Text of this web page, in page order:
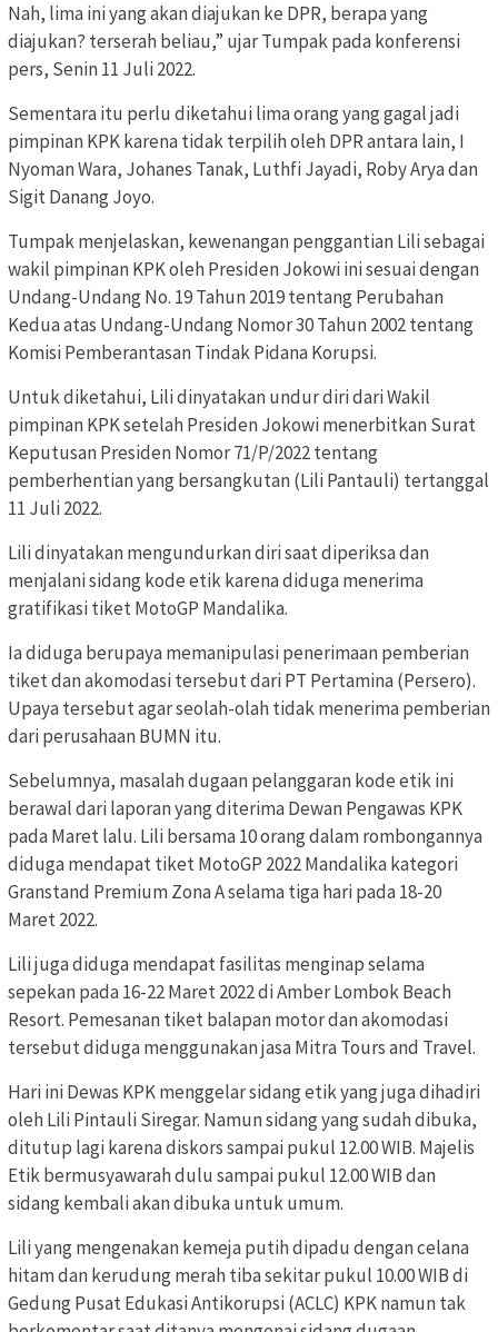
Nah, lima ini yang akan diajukan ke DPR, berapa yang
diajukan? terserah beliau,” ujar Tumpak pada konferensi
pers, Senin 11 Juli 2022.
Sementara itu perlu diketahui lima orang yang gagal jadi
pimpinan KPK karena tidak terpilih oleh DPR antara lain, I
Nyoman Wara, Johanes Tanak, Luthfi Jayadi, Roby Arya dan
Sigit Danang Joyo.
Tumpak menjelaskan, kewenangan penggantian Lili sebagai
wakil pimpinan KPK oleh Presiden Jokowi ini sesuai dengan
Undang-Undang No. 19 Tahun 2019 tentang Perubahan
Kedua atas Undang-Undang Nomor 30 Tahun 2002 tentang
Komisi Pemberantasan Tindak Pidana Korupsi.
Untuk diketahui, Lili dinyatakan undur diri dari Wakil
pimpinan KPK setelah Presiden Jokowi menerbitkan Surat
Keputusan Presiden Nomor 71/P/2022 tentang
pemberhentian yang bersangkutan (Lili Pantauli) tertanggal
11 Juli 2022.
Lili dinyatakan mengundurkan diri saat diperiksa dan
menjalani sidang kode etik karena diduga menerima
gratifikasi tiket MotoGP Mandalika.
Ia diduga berupaya memanipulasi penerimaan pemberian
tiket dan akomodasi tersebut dari PT Pertamina (Persero).
Upaya tersebut agar seolah-olah tidak menerima pemberian
dari perusahaan BUMN itu.
Sebelumnya, masalah dugaan pelanggaran kode etik ini
berawal dari laporan yang diterima Dewan Pengawas KPK
pada Maret lalu. Lili bersama 10 orang dalam rombongannya
diduga mendapat tiket MotoGP 2022 Mandalika kategori
Granstand Premium Zona A selama tiga hari pada 18-20
Maret 2022.
Lili juga diduga mendapat fasilitas menginap selama
sepekan pada 16-22 Maret 2022 di Amber Lombok Beach
Resort. Pemesanan tiket balapan motor dan akomodasi
tersebut diduga menggunakan jasa Mitra Tours and Travel.
Hari ini Dewas KPK menggelar sidang etik yang juga dihadiri
oleh Lili Pintauli Siregar. Namun sidang yang sudah dibuka,
ditutup lagi karena diskors sampai pukul 12.00 WIB. Majelis
Etik bermusyawarah dulu sampai pukul 12.00 WIB dan
sidang kembali akan dibuka untuk umum.
Lili yang mengenakan kemeja putih dipadu dengan celana
hitam dan kerudung merah tiba sekitar pukul 10.00 WIB di
Gedung Pusat Edukasi Antikorupsi (ACLC) KPK namun tak